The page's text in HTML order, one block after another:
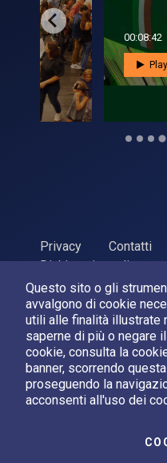
Questo sito o gli
avvalgono di cookie
utili alle finalità illustrate
saperne di più o negare
cookie, consulta la
banner, scorrendo
proseguendo la
acconsenti all'uso dei
00:08:42
Play
Privacy
Contatti
Dichiarazione di
ASI Agenzia Spaziale
Sviluppato daLPM
Seguici su:
Asi su Facebook
Asi su X